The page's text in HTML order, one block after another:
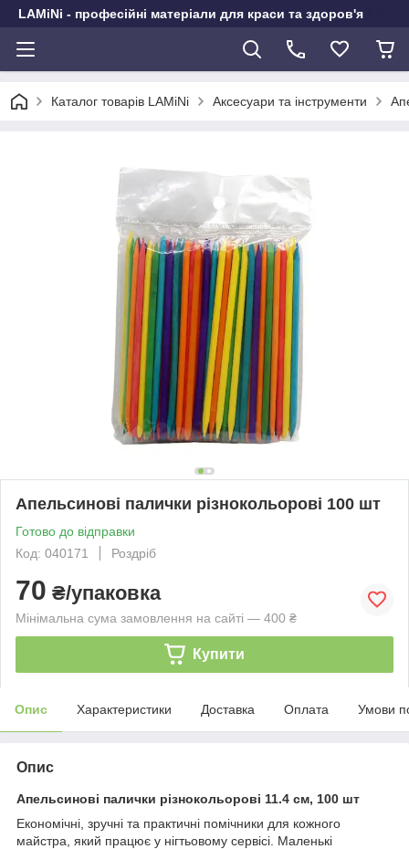
LAMiNi - професійні матеріали для краси та здоров'я
Каталог товарів LAMiNi Аксесуари та інструменти
Апельсинові палички різнокольорові 100 шт
Готово до відправки
Код: 040171
Роздріб
70 ₴/упаковка
Мінімальна сума замовлення на сайті — 400 ₴
Купити
Опис Характеристики Доставка Оплата Умови
Опис
Апельсинові палички різнокольорові 11.4 см, 100 шт
Економічні, зручні та практичні помічники для кожного
майстра, який працює у нігтьовому сервісі. Маленькі